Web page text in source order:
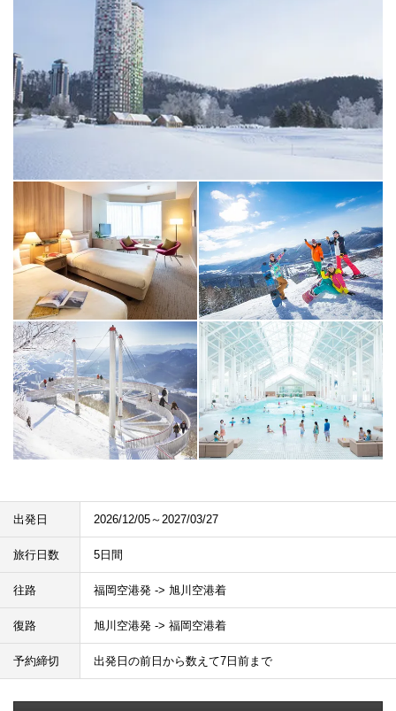
出発日 2026/12/05～2027/03/27
旅行日数 5日間
往路 福岡空港発 -> 旭川空港着
復路 旭川空港発 -> 福岡空港着
予約締切 出発日の前日から数えて7日前まで